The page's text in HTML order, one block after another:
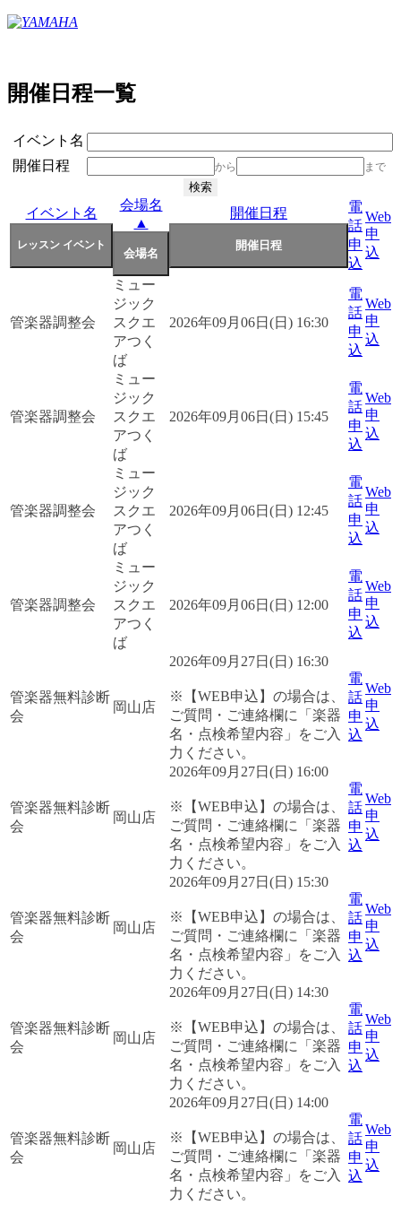
開催日程一覧
イベント名
開催日程
から まで
イベント名
会場名
▲
開催日程
電
話
申
込
Web
申
込
管楽器調整会
ミュー
ジック
スクエ
アつく
ば
2026年09月06日(日) 16:30
電
話
申
込
Web
申
込
管楽器調整会
ミュー
ジック
スクエ
アつく
ば
2026年09月06日(日) 15:45
電
話
申
込
Web
申
込
管楽器調整会
ミュー
ジック
スクエ
アつく
ば
2026年09月06日(日) 12:45
電
話
申
込
Web
申
込
管楽器調整会
ミュー
ジック
スクエ
アつく
ば
2026年09月06日(日) 12:00
電
話
申
込
Web
申
込
管楽器無料診断
会
岡山店
2026年09月27日(日) 16:30
※【WEB申込】の場合は、
ご質問・ご連絡欄に「楽器
名・点検希望内容」をご入
力ください。
電
話
申
込
Web
申
込
管楽器無料診断
会
岡山店
2026年09月27日(日) 16:00
※【WEB申込】の場合は、
ご質問・ご連絡欄に「楽器
名・点検希望内容」をご入
力ください。
電
話
申
込
Web
申
込
管楽器無料診断
会
岡山店
2026年09月27日(日) 15:30
※【WEB申込】の場合は、
ご質問・ご連絡欄に「楽器
名・点検希望内容」をご入
力ください。
電
話
申
込
Web
申
込
管楽器無料診断
会
岡山店
2026年09月27日(日) 14:30
※【WEB申込】の場合は、
ご質問・ご連絡欄に「楽器
名・点検希望内容」をご入
力ください。
電
話
申
込
Web
申
込
管楽器無料診断
会
岡山店
2026年09月27日(日) 14:00
※【WEB申込】の場合は、
ご質問・ご連絡欄に「楽器
名・点検希望内容」をご入
力ください。
電
話
申
込
Web
申
込